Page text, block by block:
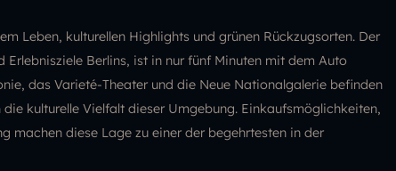
Leben, kulturellen Highlights und grünen Rückzugsorten. Der
Berlins, ist in nur fünf Minuten mit dem Auto
das Varieté-Theater und die Neue Nationalgalerie befinden
kulturelle Vielfalt dieser Umgebung. Einkaufsmöglichkeiten,
machen diese Lage zu einer der begehrtesten in der